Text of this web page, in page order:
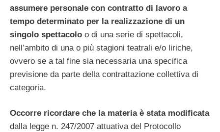
assumere personale con contratto di lavoro a
tempo determinato per la realizzazione di un
singolo spettacolo o di una serie di spettacoli,
nell’ambito di una o più stagioni teatrali e/o liriche,
ovvero se a tal fine sia necessaria una specifica
previsione da parte della contrattazione collettiva di
categoria.
Occorre ricordare che la materia è stata modificata
dalla legge n. 247/2007 attuativa del Protocollo